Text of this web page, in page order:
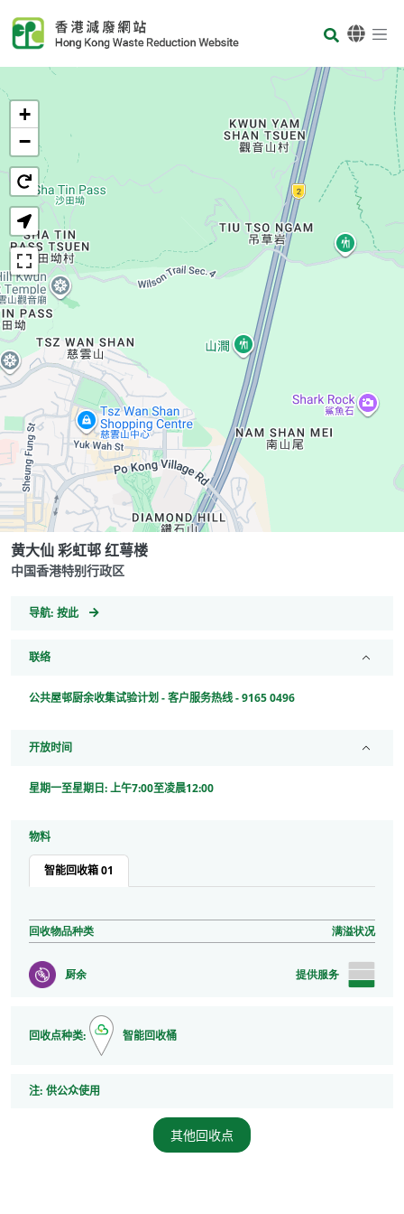
Body
+
−
黄大仙 彩虹邨 红萼楼
中国香港特别行政区
导航: GeoCoordinates
按此
联络
公共屋邨厨余收集试验计划 - 客户服务热线 - 9165 0496
开放时间
星期一至星期日: 上午7:00至凌晨12:00
物料
智能回收箱 01
回收物品种类 满溢状况
厨余 提供服务
回收点种类: 智能回收桶
注: 注
供公众使用
其他回收点